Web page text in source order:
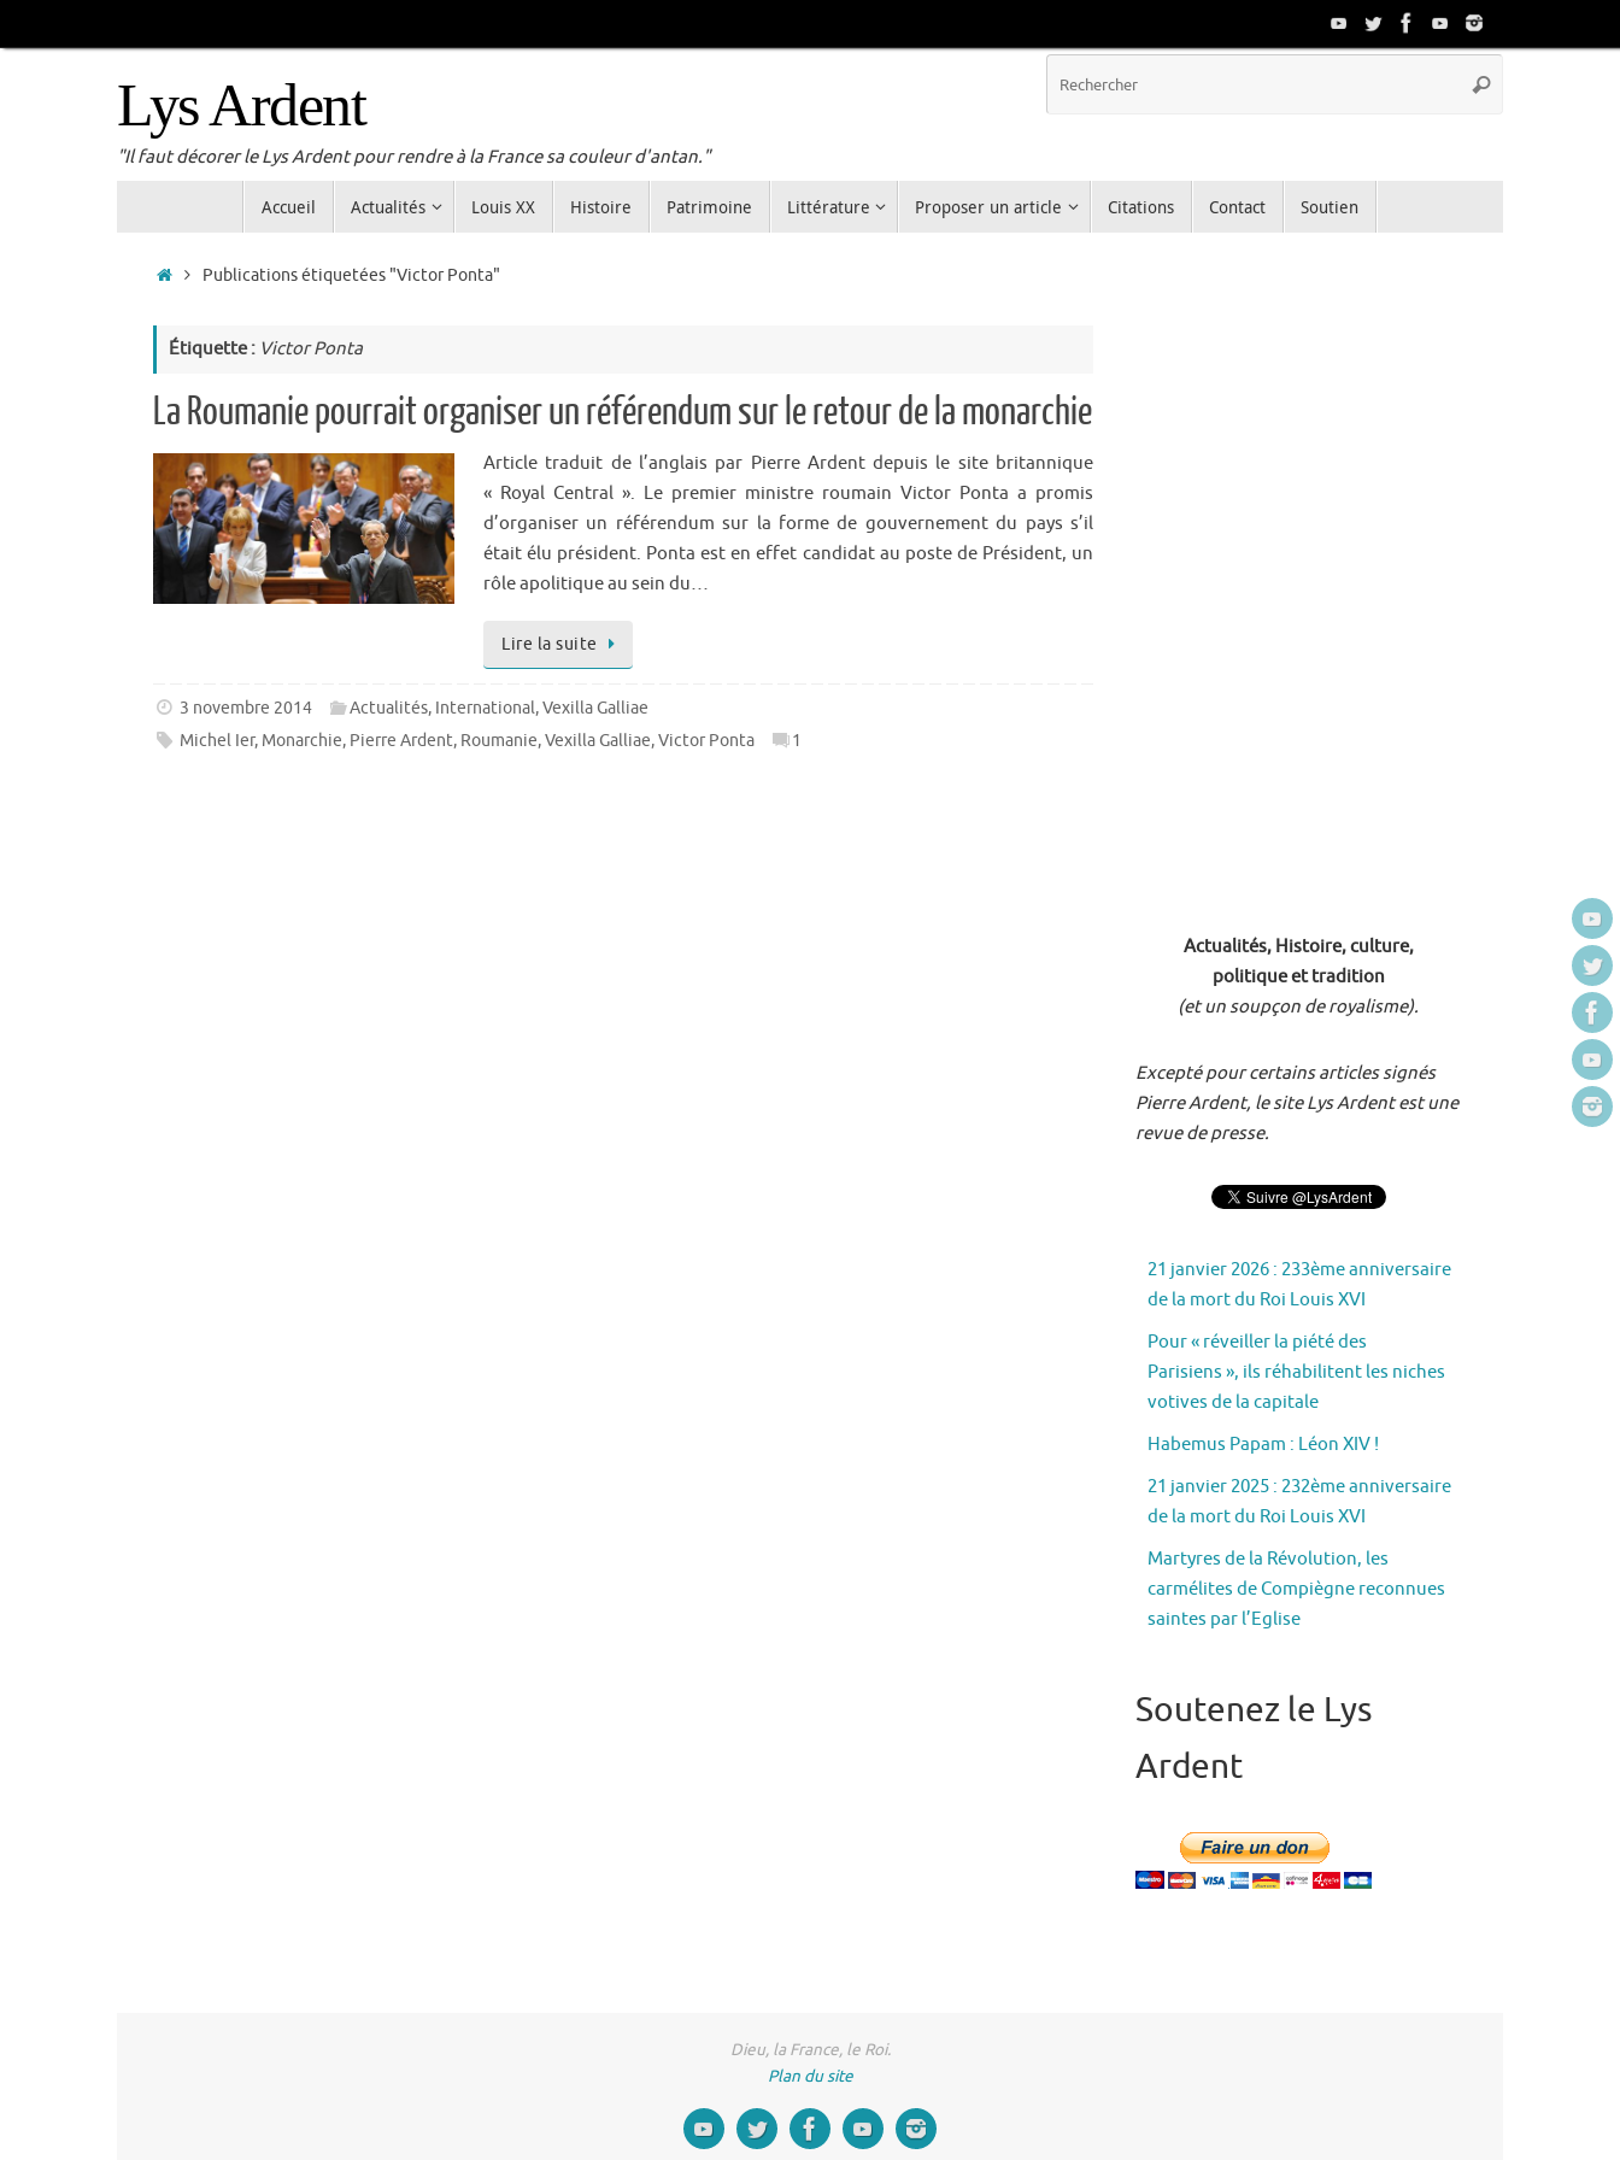
au
Lys Ardent
"Il faut décorer le Lys Ardent pour rendre à la France sa couleur d'antan."
Rechercher
Accueil Actualités Louis XX Histoire Patrimoine Littérature Proposer un article Citations Contact Soutien
Accueil
Publications étiquetées "Victor Ponta"
Étiquette : Victor Ponta
La Roumanie pourrait organiser un référendum sur le retour de la monarchie
Article traduit de l’anglais par Pierre Ardent depuis le site britannique
« Royal Central ». Le premier ministre roumain Victor Ponta a promis
d’organiser un référendum sur la forme de gouvernement du pays s’il
était élu président. Ponta est en effet candidat au poste de Président, un
rôle apolitique au sein du…
Lire la suite
3 novembre 2014 Actualités, International,Vexilla Galliae
Michel Ier, Monarchie, Pierre Ardent, Roumanie,Vexilla Galliae,Victor Ponta 1
Actualités, Histoire, culture,
politique et tradition
(et un soupçon de royalisme).
Excepté pour certains articles signés
Pierre Ardent, le site Lys Ardent est une
revue de presse.
21 janvier 2026 : 233ème anniversaire
de la mort du Roi Louis XVI
Pour « réveiller la piété des
Parisiens », ils réhabilitent les niches
votives de la capitale
Habemus Papam : Léon XIV !
21 janvier 2025 : 232ème anniversaire
de la mort du Roi Louis XVI
Martyres de la Révolution, les
carmélites de Compiègne reconnues
saintes par l’Eglise
Soutenez le Lys
Ardent
Dieu, la France, le Roi.
Plan du site